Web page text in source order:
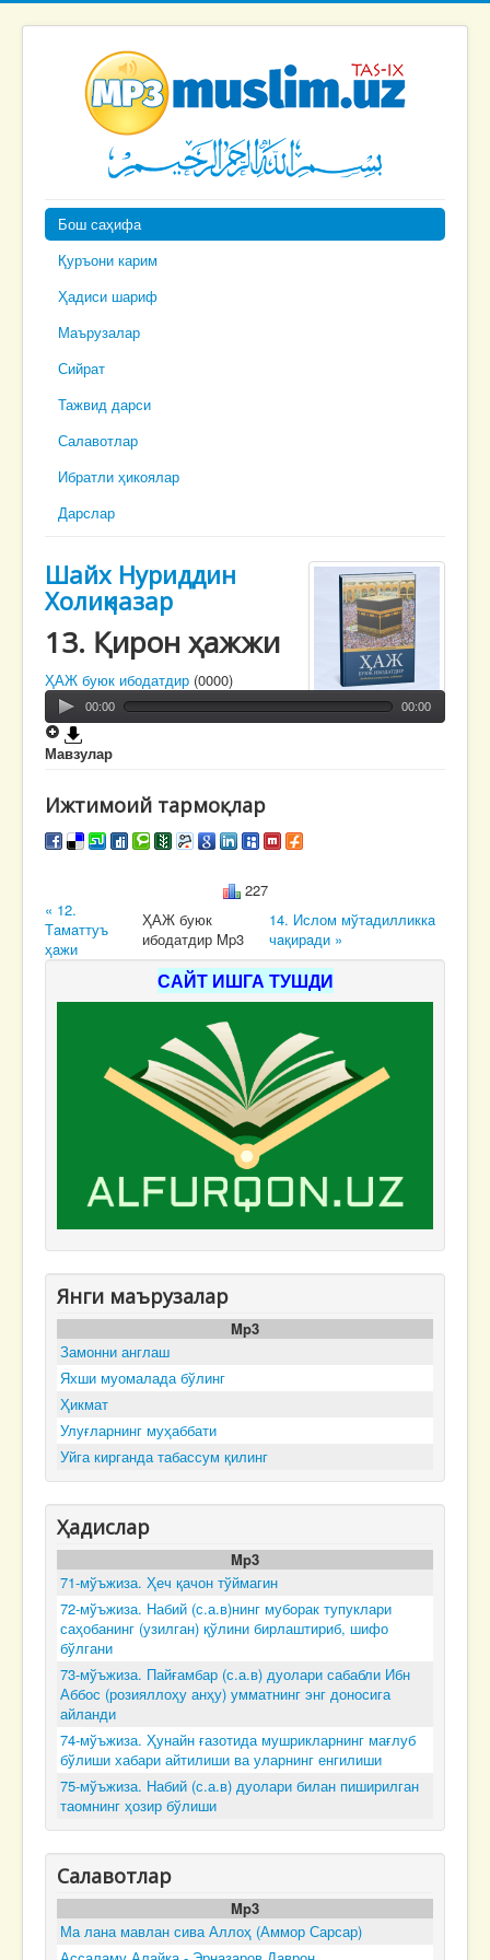
Бош саҳифа
Қуръони карим
Ҳадиси шариф
Маърузалар
Сийрат
Тажвид дарси
Салавотлар
Ибратли ҳикоялар
Дарслар
Шайх Нуриддин
Холиқназар
13. Қирон ҳaжжи
ҲАЖ буюк ибодатдир (0000)
00:00 00:00
Мавзулар
Ижтимоий тармоқлар
227
« 12.
Тaмaттуъ
ҳaжи
ҲАЖ буюк
ибодатдир Mp3
14. Ислом мўтaдилликкa
чaқирaди »
САЙТ ИШГА ТУШДИ
Янги маърузалар
Mp3
Замонни англаш
Яхши муомалада бўлинг
Ҳикмат
Улуғларнинг муҳаббати
Уйга кирганда табассум қилинг
Ҳадислар
Mp3
71-мўъжиза. Ҳеч қачон тўймагин
72-мўъжиза. Набий (с.а.в)нинг муборак тупуклари
саҳобанинг (узилган) қўлини бирлаштириб, шифо
бўлгани
73-мўъжиза. Пайғамбар (с.а.в) дуолари сабабли Ибн
Аббос (розияллоҳу анҳу) умматнинг энг доносига
айланди
74-мўъжиза. Ҳунайн ғазотида мушрикларнинг мағлуб
бўлиши хабари айтилиши ва уларнинг енгилиши
75-мўъжиза. Набий (с.а.в) дуолари билан пиширилган
таомнинг ҳозир бўлиши
Салавотлар
Mp3
Ма лана мавлан сива Аллоҳ (Аммор Сарсар)